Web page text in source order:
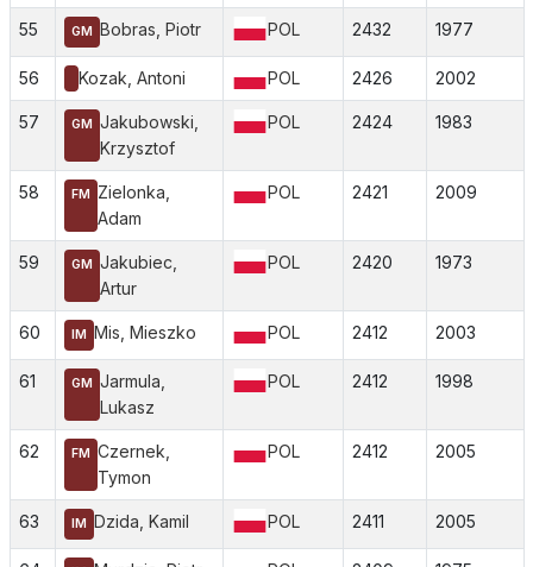
55 GM Bobras, Piotr POL 2432 1977
56 Kozak, Antoni POL 2426 2002
57 GM Jakubowski,
Krzysztof
POL 2424 1983
58 FM
Zielonka,
Adam
POL 2421 2009
59 GM Jakubiec,
Artur
POL 2420 1973
60 IM Mis, Mieszko POL 2412 2003
61 GM Jarmula,
Lukasz
POL 2412 1998
62 FM Czernek,
Tymon
POL 2412 2005
63 IM Dzida, Kamil POL 2411 2005